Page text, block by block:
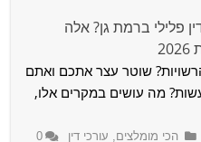
פלילי ברמת גן? אלה
שוטר עצר אתכם ואתם
מה עושים במקרים אלו,
הכי מומלצים עורכי דין 0